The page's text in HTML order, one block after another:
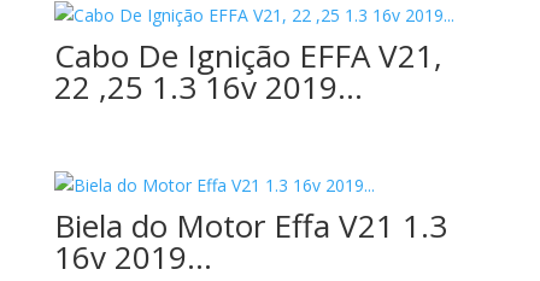
Cabo De Ignição EFFA V21,
22 ,25 1.3 16v 2019…
Biela do Motor Effa V21 1.3
16v 2019…